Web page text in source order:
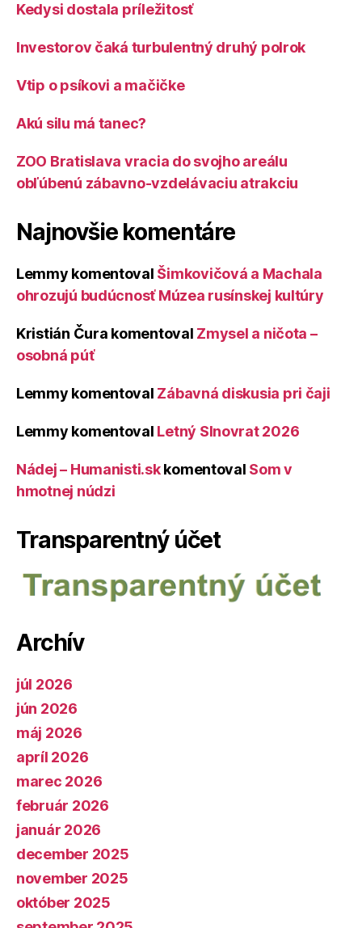
Kedysi dostala príležitosť
Investorov čaká turbulentný druhý polrok
Vtip o psíkovi a mačičke
Akú silu má tanec?
ZOO Bratislava vracia do svojho areálu
obľúbenú zábavno-vzdelávaciu atrakciu
Najnovšie komentáre
Lemmy komentoval Šimkovičová a Machala
ohrozujú budúcnosť Múzea rusínskej kultúry
Kristián Čura komentoval Zmysel a ničota –
osobná púť
Lemmy komentoval Zábavná diskusia pri čaji
Lemmy komentoval Letný Slnovrat 2026
Nádej – Humanisti.skkomentoval Som v
hmotnej núdzi
Transparentný účet
Archív
júl 2026
jún 2026
máj 2026
apríl 2026
marec 2026
február 2026
január 2026
december 2025
november 2025
október 2025